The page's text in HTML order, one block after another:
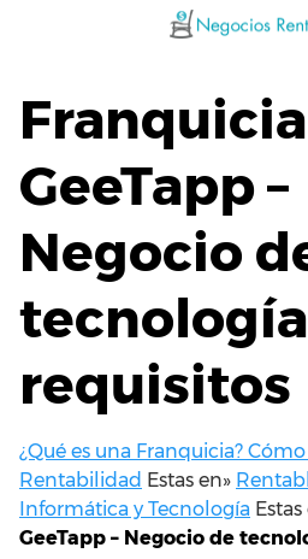
Franquicia
GeeTapp –
Negocio
requisitos
¿Qué es una Franquicia?
Rentabilidad Estas en»
Informática y Tecnología
GeeTapp – Negocio de